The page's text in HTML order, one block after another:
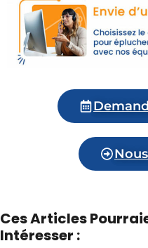
Ces Articles
Intéresser :